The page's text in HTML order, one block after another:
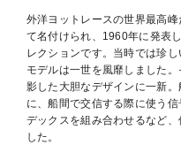
外洋ヨットレースの世界最高峰
て名付けられ、1960年に発表
レクションです。当時では珍
モデルは一世を風靡しました
影した大胆なデザインに一新
に、船間で交信する際に使う
デックスを組み合わせるなど
した。